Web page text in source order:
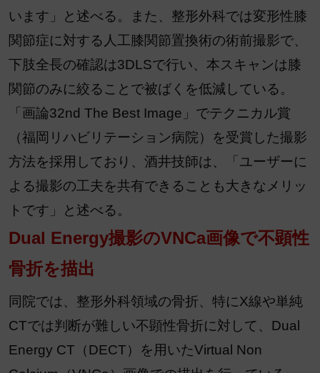
います」と述べる。また、整形外科では変形性膝
関節症に対する人工膝関節置換術の術前撮影で、
下肢全長の確認は3DLSで行い、本スキャンは膝
関節のみに絞ることで被ばくを低減している。
「画論32nd The Best Image」でテクニカル賞
（福岡リハビリテーション病院）を受賞した撮影
方法を採用しており、酒井技師は、「ユーザーに
よる撮影の工夫を共有できることも大きなメリッ
トです」と述べる。
Dual Energy撮影のVNCa画像で不顕性
骨折を描出
同院では、整形外科領域の骨折、特にX線や単純
CTでは判断が難しい不顕性骨折に対して、Dual
Energy CT（DECT）を用いたVirtual Non